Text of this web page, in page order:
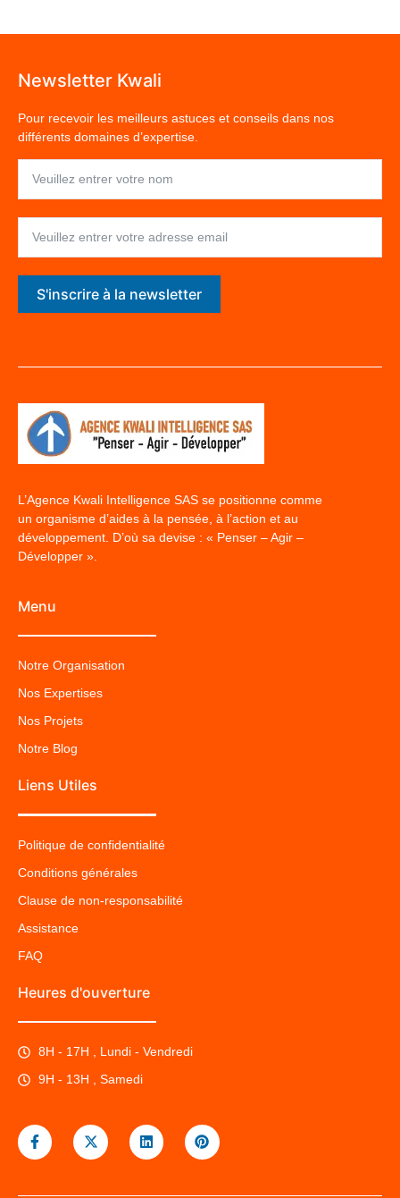
Newsletter Kwali
Pour recevoir les meilleurs astuces et conseils dans nos
différents domaines d’expertise.
S'inscrire à la newsletter
L’Agence Kwali Intelligence SAS se positionne comme
un organisme d’aides à la pensée, à l’action et au
développement. D’où sa devise : « Penser – Agir –
Développer ».
Menu
Notre Organisation
Nos Expertises
Nos Projets
Notre Blog
Liens Utiles
Politique de confidentialité
Conditions générales
Clause de non-responsabilité
Assistance
FAQ
Heures d'ouverture
8H - 17H , Lundi - Vendredi
9H - 13H , Samedi